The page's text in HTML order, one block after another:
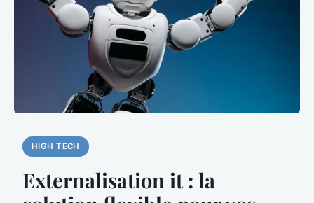
HIGH TECH
Externalisation it : la